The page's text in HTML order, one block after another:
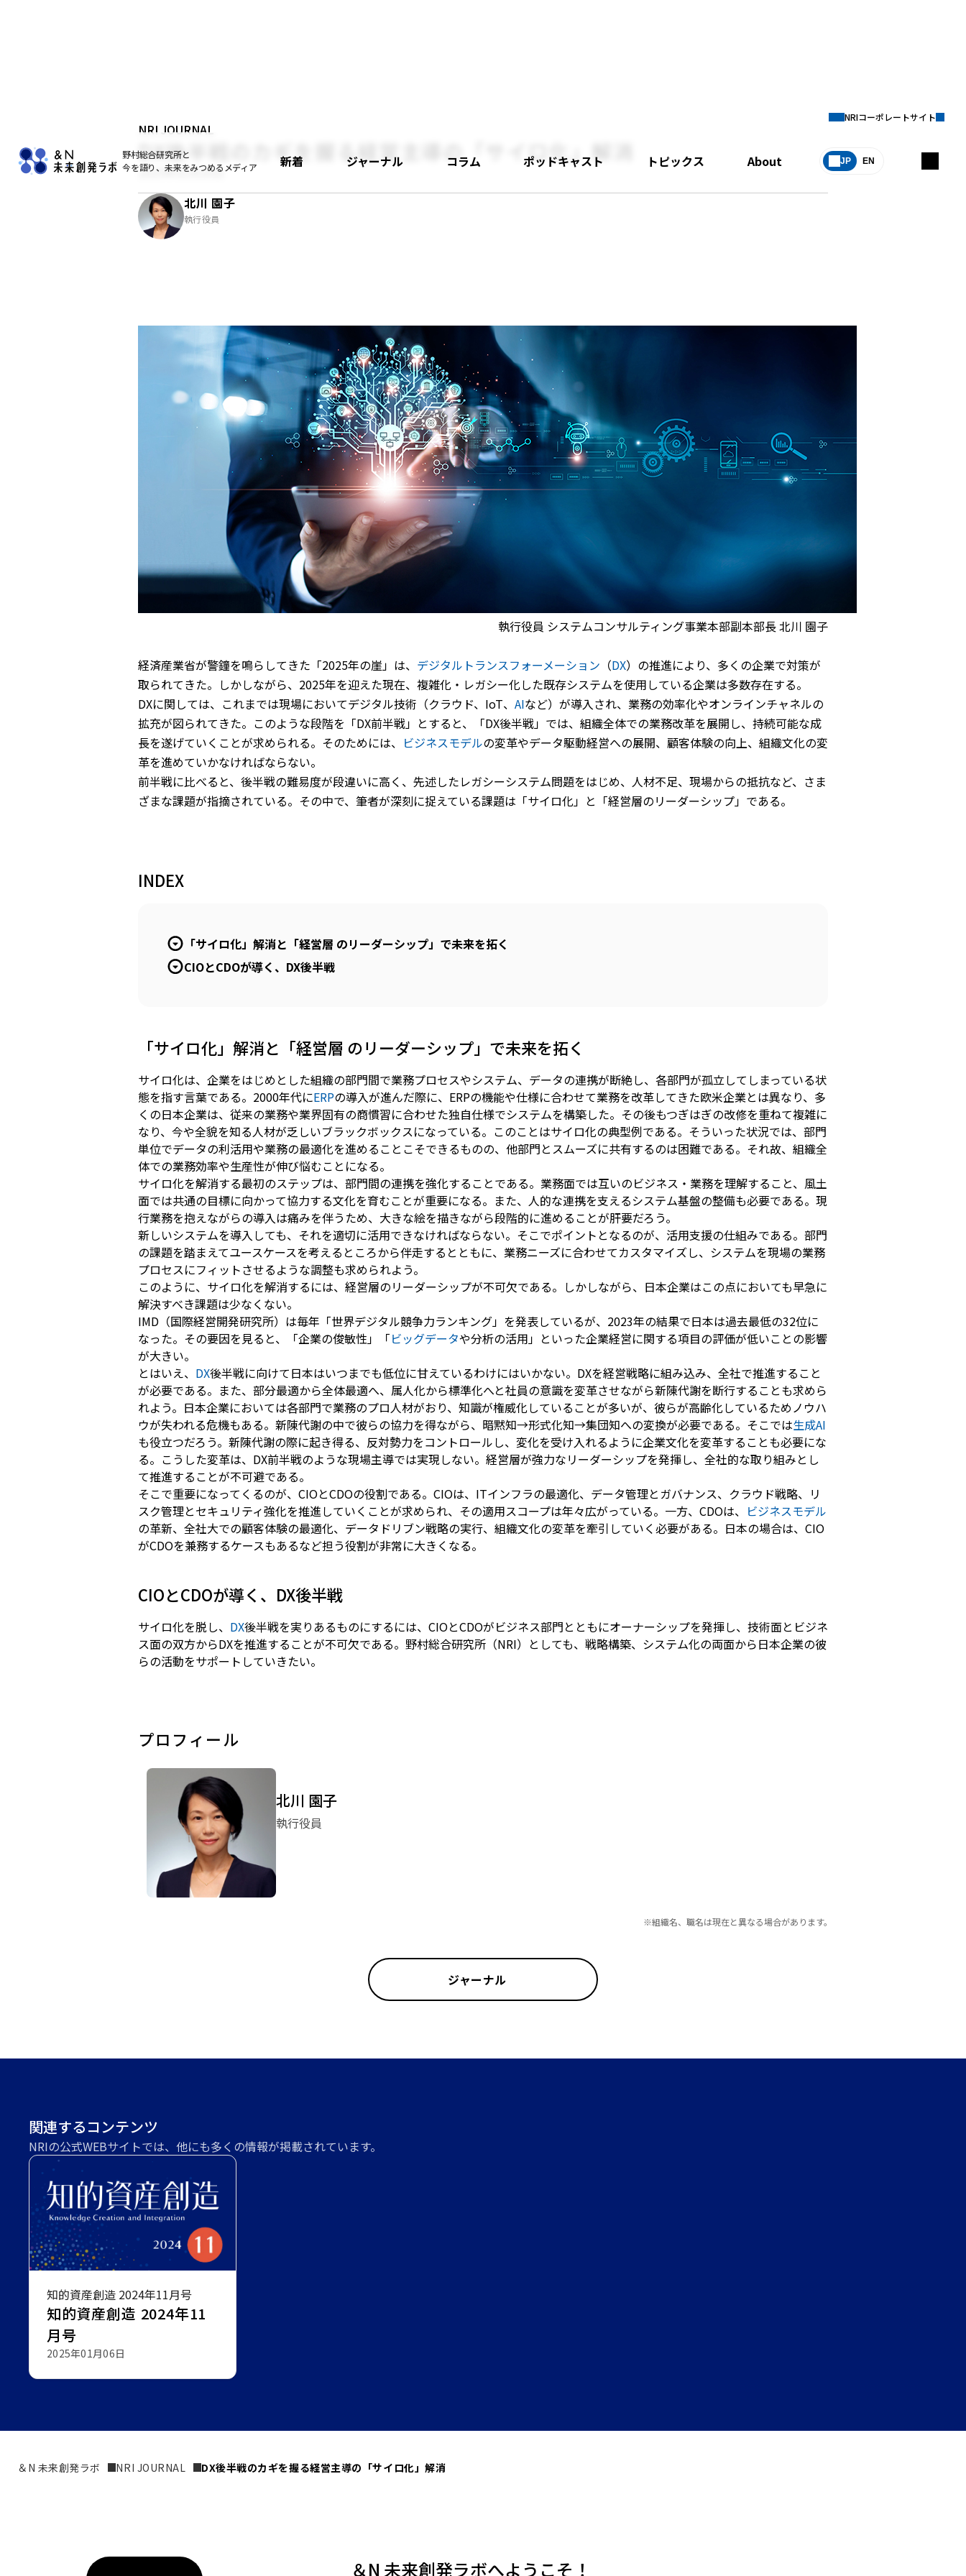
野村総合研究所と
今を語り、未来をみつめるメディア
新着 ジャーナル コラム ポッドキャスト トピックス About JP EN
NRIコーポレートサイト
NRI JOURNAL
DX後半戦のカギを握る経営主導の「サイロ化」解消
2025年01月20日
北川 園子
執行役員
執行役員 システムコンサルティング事業本部副本部長 北川 園子
経済産業省が警鐘を鳴らしてきた「2025年の崖」は、 デジタルトランスフォーメーション （DX）の推進により、多くの企業で対策が
取られてきた。しかしながら、2025年を迎えた現在、複雑化・レガシー化した既存システムを使用している企業は多数存在する。
DXに関しては、これまでは現場においてデジタル技術（クラウド、IoT、 AIなど）が導入され、業務の効率化やオンラインチャネルの
拡充が図られてきた。このような段階を「DX前半戦」とすると、「DX後半戦」では、組織全体での業務改革を展開し、持続可能な成
長を遂げていくことが求められる。そのためには、 ビジネスモデルの変革やデータ駆動経営への展開、顧客体験の向上、組織文化の変
革を進めていかなければならない。
前半戦に比べると、後半戦の難易度が段違いに高く、先述したレガシーシステム問題をはじめ、人材不足、現場からの抵抗など、さま
ざまな課題が指摘されている。その中で、筆者が深刻に捉えている課題は「サイロ化」と「経営層のリーダーシップ」である。
INDEX
「サイロ化」解消と「経営層 のリーダーシップ」で未来を拓く
CIOとCDOが導く、DX後半戦
「サイロ化」解消と「経営層 のリーダーシップ」で未来を拓く
サイロ化は、企業をはじめとした組織の部門間で業務プロセスやシステム、データの連携が断絶し、各部門が孤立してしまっている状
態を指す言葉である。2000年代にERPの導入が進んだ際に、ERPの機能や仕様に合わせて業務を改革してきた欧米企業とは異なり、多
くの日本企業は、従来の業務や業界固有の商慣習に合わせた独自仕様でシステムを構築した。その後もつぎはぎの改修を重ねて複雑に
なり、今や全貌を知る人材が乏しいブラックボックスになっている。このことはサイロ化の典型例である。そういった状況では、部門
単位でデータの利活用や業務の最適化を進めることこそできるものの、他部門とスムーズに共有するのは困難である。それ故、組織全
体での業務効率や生産性が伸び悩むことになる。
サイロ化を解消する最初のステップは、部門間の連携を強化することである。業務面では互いのビジネス・業務を理解すること、風土
面では共通の目標に向かって協力する文化を育むことが重要になる。また、人的な連携を支えるシステム基盤の整備も必要である。現
行業務を抱えながらの導入は痛みを伴うため、大きな絵を描きながら段階的に進めることが肝要だろう。
新しいシステムを導入しても、それを適切に活用できなければならない。そこでポイントとなるのが、活用支援の仕組みである。部門
の課題を踏まえてユースケースを考えるところから伴走するとともに、業務ニーズに合わせてカスタマイズし、システムを現場の業務
プロセスにフィットさせるような調整も求められよう。
このように、サイロ化を解消するには、経営層のリーダーシップが不可欠である。しかしながら、日本企業はこの点においても早急に
解決すべき課題は少なくない。
IMD（国際経営開発研究所）は毎年「世界デジタル競争力ランキング」を発表しているが、2023年の結果で日本は過去最低の32位に
なった。その要因を見ると、「企業の俊敏性」「ビッグデータや分析の活用」といった企業経営に関する項目の評価が低いことの影響
が大きい。
とはいえ、 DX後半戦に向けて日本はいつまでも低位に甘えているわけにはいかない。DXを経営戦略に組み込み、全社で推進すること
が必要である。また、部分最適から全体最適へ、属人化から標準化へと社員の意識を変革させながら新陳代謝を断行することも求めら
れよう。日本企業においては各部門で業務のプロ人材がおり、知識が権威化していることが多いが、彼らが高齢化しているためノウハ
ウが失われる危機もある。新陳代謝の中で彼らの協力を得ながら、暗黙知→形式化知→集団知への変換が必要である。そこでは生成AI
も役立つだろう。新陳代謝の際に起き得る、反対勢力をコントロールし、変化を受け入れるように企業文化を変革することも必要にな
る。こうした変革は、DX前半戦のような現場主導では実現しない。経営層が強力なリーダーシップを発揮し、全社的な取り組みとし
て推進することが不可避である。
そこで重要になってくるのが、CIOとCDOの役割である。CIOは、ITインフラの最適化、データ管理とガバナンス、クラウド戦略、リ
スク管理とセキュリティ強化を推進していくことが求められ、その適用スコープは年々広がっている。一方、CDOは、 ビジネスモデル
の革新、全社大での顧客体験の最適化、データドリブン戦略の実行、組織文化の変革を牽引していく必要がある。日本の場合は、CIO
がCDOを兼務するケースもあるなど担う役割が非常に大きくなる。
CIOとCDOが導く、DX後半戦
サイロ化を脱し、 DX後半戦を実りあるものにするには、CIOとCDOがビジネス部門とともにオーナーシップを発揮し、技術面とビジネ
ス面の双方からDXを推進することが不可欠である。野村総合研究所（NRI）としても、戦略構築、システム化の両面から日本企業の彼
らの活動をサポートしていきたい。
プロフィール
北川 園子
執行役員
※組織名、職名は現在と異なる場合があります。
ジャーナル
関連するコンテンツ
NRIの公式WEBサイトでは、他にも多くの情報が掲載されています。
知的資産創造 2024年11月号
知的資産創造 2024年11
月号
2025年01月06日
＆N 未来創発ラボ NRI JOURNAL DX後半戦のカギを握る経営主導の「サイロ化」解消
＆N 未来創発ラボへようこそ！